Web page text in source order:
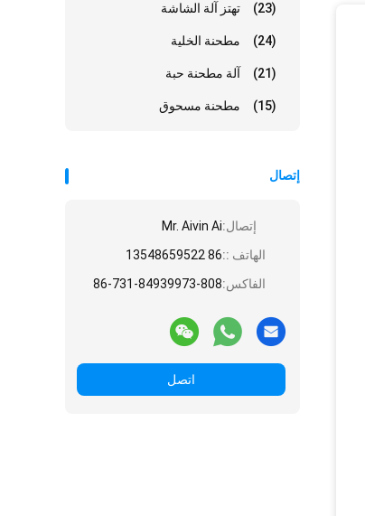
تهتز آلة الشاشة (23)
مطحنة الخلية (24)
آلة مطحنة حبة (21)
مطحنة مسحوق (15)
إتصال
إتصال:Mr. Aivin Ai
الهاتف ::86 13548659522
الفاكس:86-731-84939973-808
اتصل